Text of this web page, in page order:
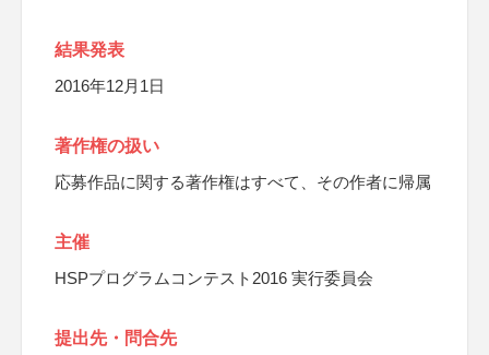
結果発表
2016年12月1日
著作権の扱い
応募作品に関する著作権はすべて、その作者に帰属
主催
HSPプログラムコンテスト2016 実行委員会
提出先・問合先